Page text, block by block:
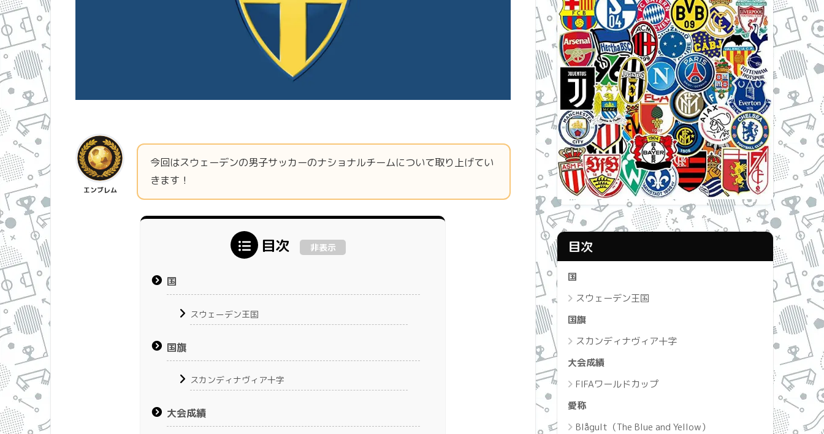
エンブレム
今回はスウェーデンの男子サッカーのナショナルチームについて取り上げてい
きます！
目次 非表示
国
スウェーデン王国
国旗
スカンディナヴィア十字
大会成績
目次
国
スウェーデン王国
国旗
スカンディナヴィア十字
大会成績
FIFAワールドカップ
愛称
Blågult（The Blue and Yellow）